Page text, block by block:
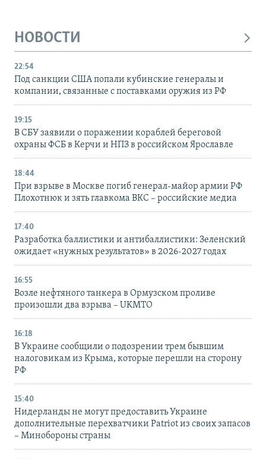
НОВОСТИ
22:54
Под санкции США попали кубинские генералы и
компании, связанные с поставками оружия из РФ
19:15
В СБУ заявили о поражении кораблей береговой
охраны ФСБ в Керчи и НПЗ в российском Ярославле
18:44
При взрыве в Москве погиб генерал-майор армии РФ
Плохотнюк и зять главкома ВКС – российские медиа
17:40
Разработка баллистики и антибаллистики: Зеленский
ожидает «нужных результатов» в 2026-2027 годах
16:55
Возле нефтяного танкера в Ормузском проливе
произошли два взрыва – UKMTO
16:18
В Украине сообщили о подозрении трем бывшим
налоговикам из Крыма, которые перешли на сторону
РФ
15:40
Нидерланды не могут предоставить Украине
дополнительные перехватчики Patriot из своих запасов
– Минобороны страны